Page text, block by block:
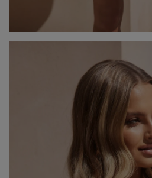
Okazja
WESELE
WALENTYNKI
STUDNIÓWKA
SYLWESTER
KOMUNIA
WIECZOROWE
Z
ZOBACZ WSZYSTKIE